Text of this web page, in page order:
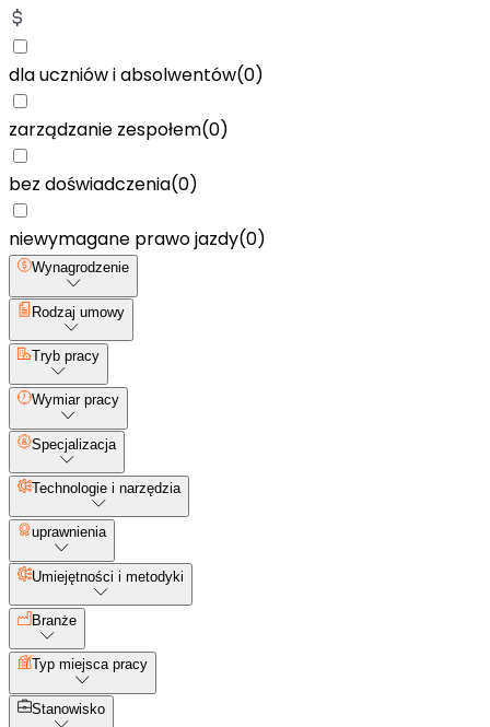
dla uczniów i absolwentów(0)
zarządzanie zespołem(0)
bez doświadczenia(0)
niewymagane prawo jazdy(0)
Wynagrodzenie
Rodzaj umowy
Tryb pracy
Wymiar pracy
Specjalizacja
Technologie i narzędzia
uprawnienia
Umiejętności i metodyki
Branże
Typ miejsca pracy
Stanowisko